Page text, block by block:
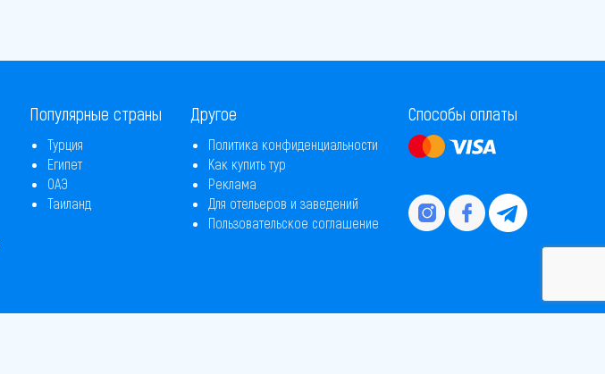
Популярные страны
Турция
Египет
ОАЭ
Таиланд
Другое
Политика конфиденциальности
Как купить тур
Реклама
Для отельеров и заведений
Пользовательское соглашение
Способы оплаты